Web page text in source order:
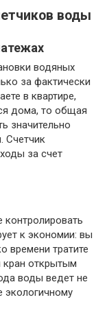
воды
водяных
за фактически
в квартире,
дома, то общая
значительно
Счетчик
за счет
контролировать
к экономии: вы
времени тратите
кран открытым
воды ведет не
экологичному